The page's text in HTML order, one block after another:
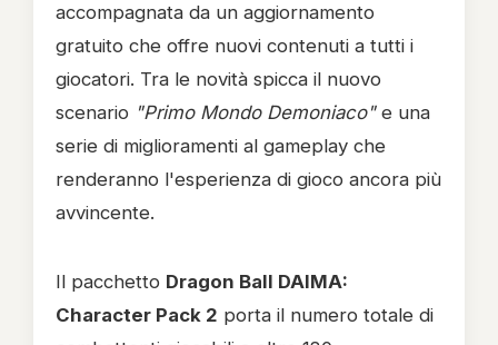
accompagnata da un aggiornamento
gratuito che offre nuovi contenuti a tutti i
giocatori. Tra le novità spicca il nuovo
scenario "Primo Mondo Demoniaco"e una
serie di miglioramenti al gameplay che
renderanno l'esperienza di gioco ancora più
avvincente.
Il pacchetto Dragon Ball DAIMA:
Character Pack 2 porta il numero totale di